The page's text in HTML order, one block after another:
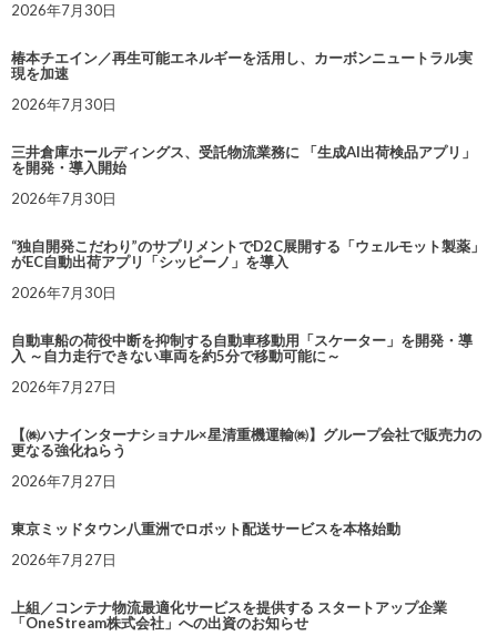
2026年7月30日
椿本チエイン／再生可能エネルギーを活用し、カーボンニュートラル実
現を加速
2026年7月30日
三井倉庫ホールディングス、受託物流業務に 「生成AI出荷検品アプリ」
を開発・導入開始
2026年7月30日
“独自開発こだわり”のサプリメントでD2C展開する「ウェルモット製薬」
がEC自動出荷アプリ「シッピーノ」を導入
2026年7月30日
自動車船の荷役中断を抑制する自動車移動用「スケーター」を開発・導
入 ～自力走行できない車両を約5分で移動可能に～
2026年7月27日
【㈱ハナインターナショナル×星清重機運輸㈱】グループ会社で販売力の
更なる強化ねらう
2026年7月27日
東京ミッドタウン八重洲でロボット配送サービスを本格始動
2026年7月27日
上組／コンテナ物流最適化サービスを提供する スタートアップ企業
「OneStream株式会社」への出資のお知らせ